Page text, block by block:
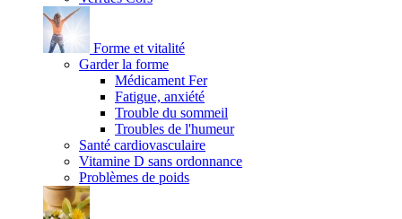
Forme et vitalité
Garder la forme
Médicament Fer
Fatigue, anxiété
Trouble du sommeil
Troubles de l'humeur
Santé cardiovasculaire
Vitamine D sans ordonnance
Problèmes de poids